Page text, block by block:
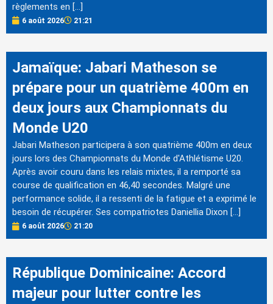
règlements en […]
6 août 2026 21:21
Jamaïque: Jabari Matheson se
prépare pour un quatrième 400m en
deux jours aux Championnats du
Monde U20
Jabari Matheson participera à son quatrième 400m en deux
jours lors des Championnats du Monde d'Athlétisme U20.
Après avoir couru dans les relais mixtes, il a remporté sa
course de qualification en 46,40 secondes. Malgré une
performance solide, il a ressenti de la fatigue et a exprimé le
besoin de récupérer. Ses compatriotes Daniellia Dixon […]
6 août 2026 21:20
République Dominicaine: Accord
majeur pour lutter contre les